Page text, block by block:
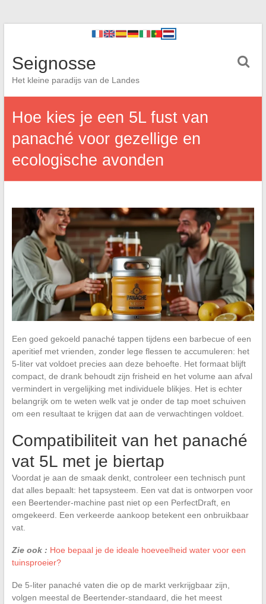
Seignosse
Het kleine paradijs van de Landes
Hoe kies je een 5L fust van
panaché voor gezellige en
ecologische avonden
Een goed gekoeld panaché tappen tijdens een barbecue of een
aperitief met vrienden, zonder lege flessen te accumuleren: het
5-liter vat voldoet precies aan deze behoefte. Het formaat blijft
compact, de drank behoudt zijn frisheid en het volume aan afval
vermindert in vergelijking met individuele blikjes. Het is echter
belangrijk om te weten welk vat je onder de tap moet schuiven
om een resultaat te krijgen dat aan de verwachtingen voldoet.
Compatibiliteit van het panaché
vat 5L met je biertap
Voordat je aan de smaak denkt, controleer een technisch punt
dat alles bepaalt: het tapsysteem. Een vat dat is ontworpen voor
een Beertender-machine past niet op een PerfectDraft, en
omgekeerd. Een verkeerde aankoop betekent een onbruikbaar
vat.
Zie ook : Hoe bepaal je de ideale hoeveelheid water voor een
tuinsproeier?
De 5-liter panaché vaten die op de markt verkrijgbaar zijn,
volgen meestal de Beertender-standaard, die het meest